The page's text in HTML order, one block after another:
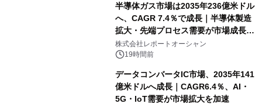
半導体ガス市場は2035年236億米ドル
へ、CAGR 7.4％で成長｜半導体製造
拡大・先端プロセス需要が市場成長を
加速
株式会社レポートオーシャン
19時間前
データコンバータIC市場、2035年141
億米ドルへ成長｜CAGR6.4％、AI・
5G・IoT需要が市場拡大を加速